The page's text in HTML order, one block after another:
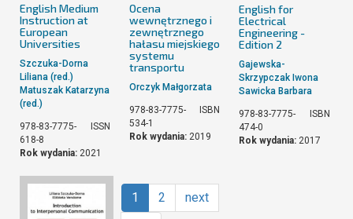
English Medium
Instruction at
European
Universities
Szczuka-Dorna
Liliana (red.)
Matuszak Katarzyna
(red.)
978-83-7775-
618-8
ISSN
Rok wydania: 2021
Ocena
wewnętrznego i
zewnętrznego
hałasu miejskiego
systemu
transportu
Orczyk Małgorzata
978-83-7775-
534-1
ISBN
Rok wydania: 2019
English for
Electrical
Engineering -
Edition 2
Gajewska-
Skrzypczak Iwona
Sawicka Barbara
978-83-7775-
474-0
ISBN
Rok wydania: 2017
1 2
next